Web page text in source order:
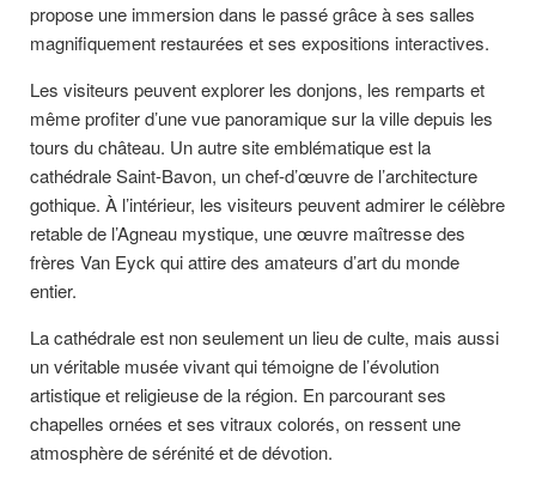
propose une immersion dans le passé grâce à ses salles
magnifiquement restaurées et ses expositions interactives.
Les visiteurs peuvent explorer les donjons, les remparts et
même profiter d’une vue panoramique sur la ville depuis les
tours du château. Un autre site emblématique est la
cathédrale Saint-Bavon, un chef-d’œuvre de l’architecture
gothique. À l’intérieur, les visiteurs peuvent admirer le célèbre
retable de l’Agneau mystique, une œuvre maîtresse des
frères Van Eyck qui attire des amateurs d’art du monde
entier.
La cathédrale est non seulement un lieu de culte, mais aussi
un véritable musée vivant qui témoigne de l’évolution
artistique et religieuse de la région. En parcourant ses
chapelles ornées et ses vitraux colorés, on ressent une
atmosphère de sérénité et de dévotion.